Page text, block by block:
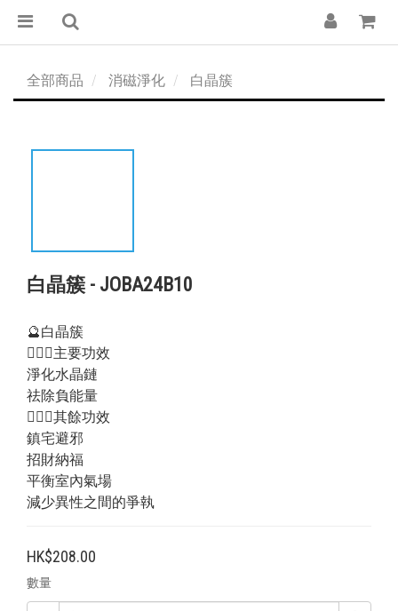
全部商品 消磁淨化 白晶簇
白晶簇 - JOBA24B10
🔮白晶簇
💁🏻‍♀️主要功效
淨化水晶鏈
祛除負能量
💁🏻‍♂️其餘功效
鎮宅避邪
招財納福
平衡室內氣場
減少異性之間的爭執
HK$208.00
數量